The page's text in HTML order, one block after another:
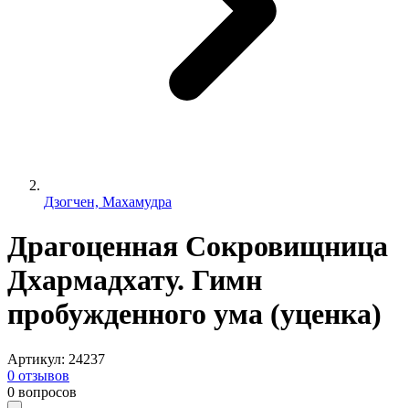
Дзогчен, Махамудра
Драгоценная Сокровищница
Дхармадхату. Гимн
пробужденного ума (уценка)
Артикул: 24237
0 отзывов
0 вопросов